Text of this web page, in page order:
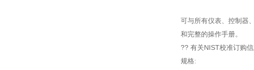
可与所有仪表、控制器
和完整的操作手册。
?? 有关NIST校准订购
规格: